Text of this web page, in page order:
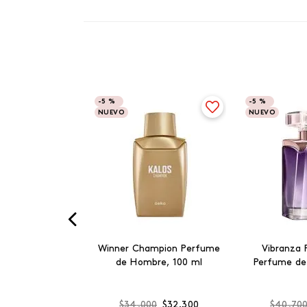
-5 %
NUEVO
Winner Champion Perfume
de Hombre, 100 ml
-5 %
NUEVO
Vibranza
Perfume